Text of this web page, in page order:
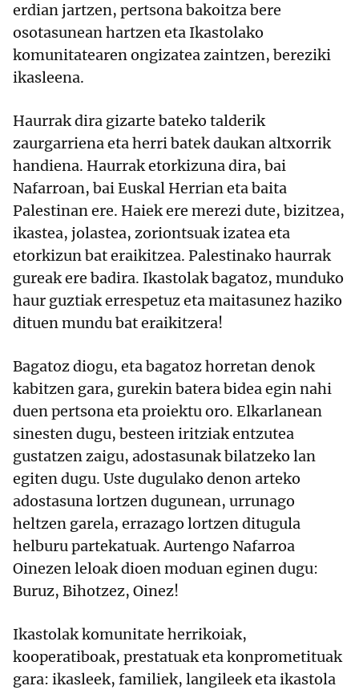
erdian jartzen, pertsona bakoitza bere
osotasunean hartzen eta Ikastolako
komunitatearen ongizatea zaintzen, bereziki
ikasleena.
Haurrak dira gizarte bateko talderik
zaurgarriena eta herri batek daukan altxorrik
handiena. Haurrak etorkizuna dira, bai
Nafarroan, bai Euskal Herrian eta baita
Palestinan ere. Haiek ere merezi dute, bizitzea,
ikastea, jolastea, zoriontsuak izatea eta
etorkizun bat eraikitzea. Palestinako haurrak
gureak ere badira. Ikastolak bagatoz, munduko
haur guztiak errespetuz eta maitasunez haziko
dituen mundu bat eraikitzera!
Bagatoz diogu, eta bagatoz horretan denok
kabitzen gara, gurekin batera bidea egin nahi
duen pertsona eta proiektu oro. Elkarlanean
sinesten dugu, besteen iritziak entzutea
gustatzen zaigu, adostasunak bilatzeko lan
egiten dugu. Uste dugulako denon arteko
adostasuna lortzen dugunean, urrunago
heltzen garela, errazago lortzen ditugula
helburu partekatuak. Aurtengo Nafarroa
Oinezen leloak dioen moduan eginen dugu:
Buruz, Bihotzez, Oinez!
Ikastolak komunitate herrikoiak,
kooperatiboak, prestatuak eta konprometituak
gara: ikasleek, familiek, langileek eta ikastola